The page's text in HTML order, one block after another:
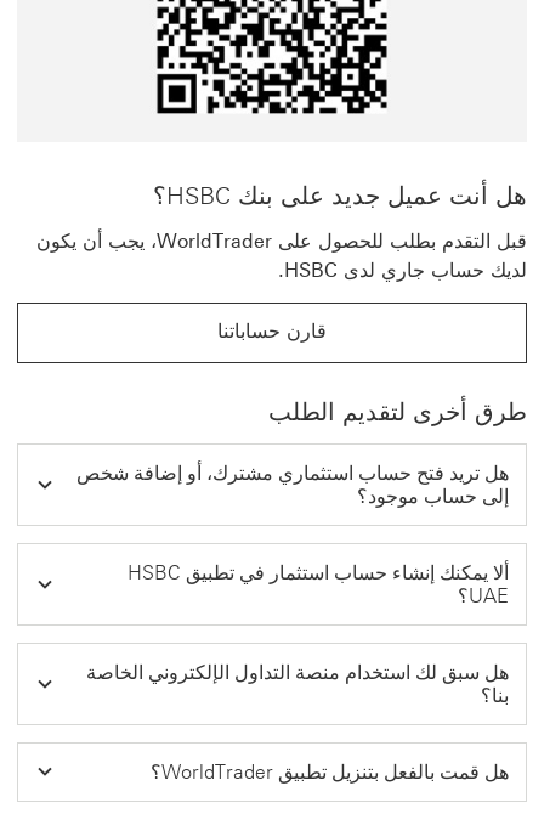
هل أنت عميل جديد على بنك HSBC؟
قبل التقدم بطلب للحصول على WorldTrader، يجب أن يكون
لديك حساب جاري لدى HSBC.
قارن حساباتنا
قارن حساباتنا سيتم فتح هذا الرابط في نفس النافذة
طرق أخرى لتقديم الطلب
هل تريد فتح حساب استثماري مشترك، أو إضافة شخص
إلى حساب موجود؟
ألا يمكنك إنشاء حساب استثمار في تطبيق HSBC
UAE؟
هل سبق لك استخدام منصة التداول الإلكتروني الخاصة
بنا؟
هل قمت بالفعل بتنزيل تطبيق WorldTrader؟